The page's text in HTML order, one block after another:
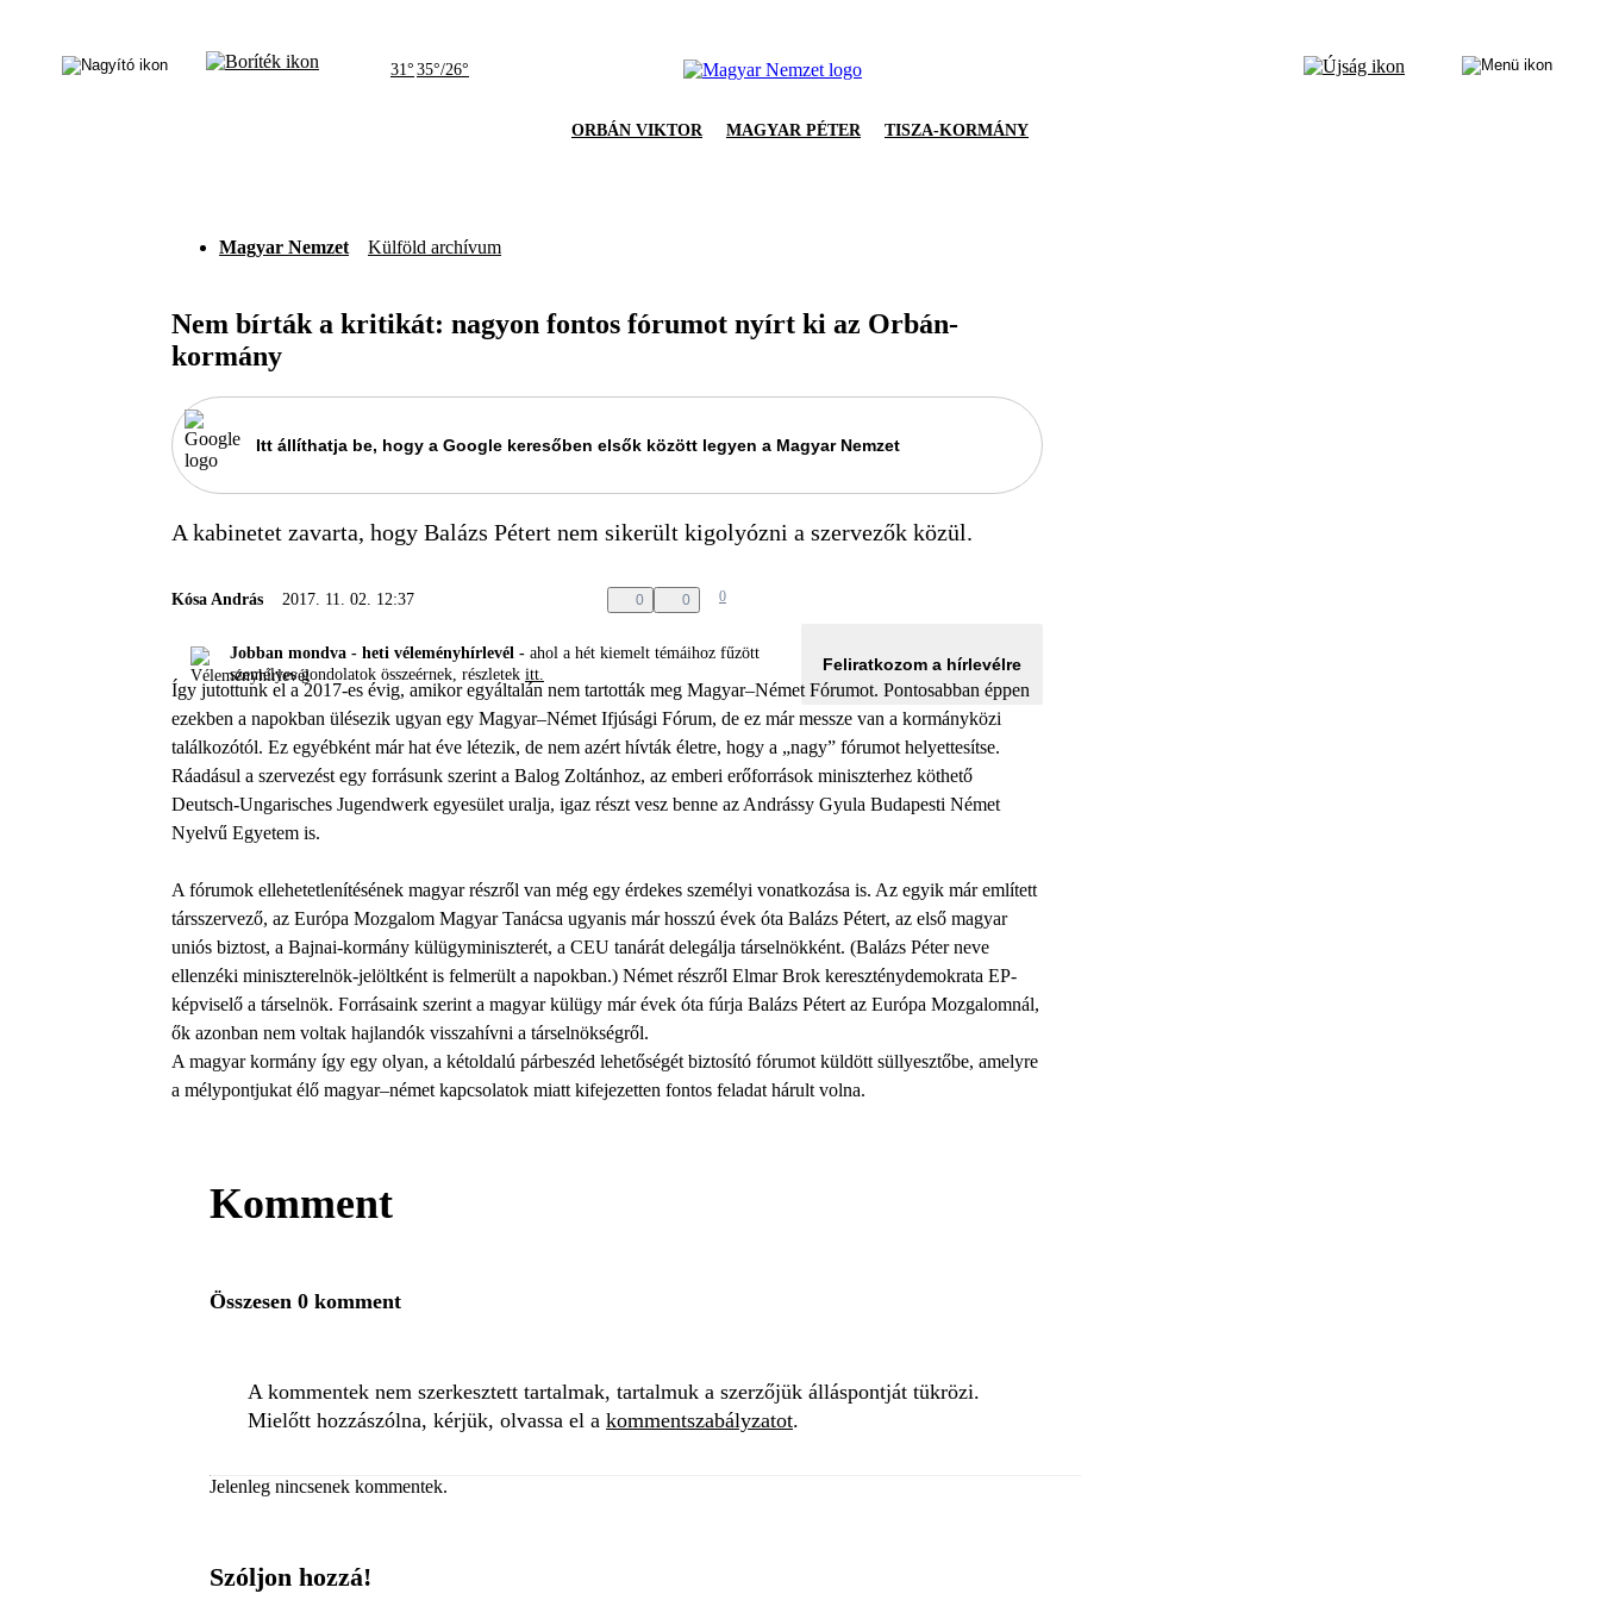
31° 35°/26°
ORBÁN VIKTOR MAGYAR PÉTER TISZA-KORMÁNY
Magyar Nemzet Külföld archívum
Nem bírták a kritikát: nagyon fontos fórumot nyírt ki az Orbán-
kormány
Itt állíthatja be, hogy a Google keresőben elsők között legyen a Magyar Nemzet
A kabinetet zavarta, hogy Balázs Pétert nem sikerült kigolyózni a szervezők közül.
Kósa András 2017. 11. 02. 12:37 0 0 0
Jobban mondva - heti véleményhírlevél - ahol a hét kiemelt témáihoz fűzött
személyes gondolatok összeérnek, részletek itt.
Feliratkozom a hírlevélre
Így jutottunk el a 2017-es évig, amikor egyáltalán nem tartották meg Magyar–Német Fórumot. Pontosabban éppen
ezekben a napokban ülésezik ugyan egy Magyar–Német Ifjúsági Fórum, de ez már messze van a kormányközi
találkozótól. Ez egyébként már hat éve létezik, de nem azért hívták életre, hogy a „nagy” fórumot helyettesítse.
Ráadásul a szervezést egy forrásunk szerint a Balog Zoltánhoz, az emberi erőforrások miniszterhez köthető
Deutsch-Ungarisches Jugendwerk egyesület uralja, igaz részt vesz benne az Andrássy Gyula Budapesti Német
Nyelvű Egyetem is.
A fórumok ellehetetlenítésének magyar részről van még egy érdekes személyi vonatkozása is. Az egyik már említett
társszervező, az Európa Mozgalom Magyar Tanácsa ugyanis már hosszú évek óta Balázs Pétert, az első magyar
uniós biztost, a Bajnai-kormány külügyminiszterét, a CEU tanárát delegálja társelnökként. (Balázs Péter neve
ellenzéki miniszterelnök-jelöltként is felmerült a napokban.) Német részről Elmar Brok kereszténydemokrata EP-
képviselő a társelnök. Forrásaink szerint a magyar külügy már évek óta fúrja Balázs Pétert az Európa Mozgalomnál,
ők azonban nem voltak hajlandók visszahívni a társelnökségről.
A magyar kormány így egy olyan, a kétoldalú párbeszéd lehetőségét biztosító fórumot küldött süllyesztőbe, amelyre
a mélypontjukat élő magyar–német kapcsolatok miatt kifejezetten fontos feladat hárult volna.
Komment
Összesen 0 komment
A kommentek nem szerkesztett tartalmak, tartalmuk a szerzőjük álláspontját tükrözi.
Mielőtt hozzászólna, kérjük, olvassa el a kommentszabályzatot.
Jelenleg nincsenek kommentek.
Szóljon hozzá!